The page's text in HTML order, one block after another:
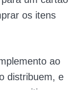
os itens
ao
distribuem, e